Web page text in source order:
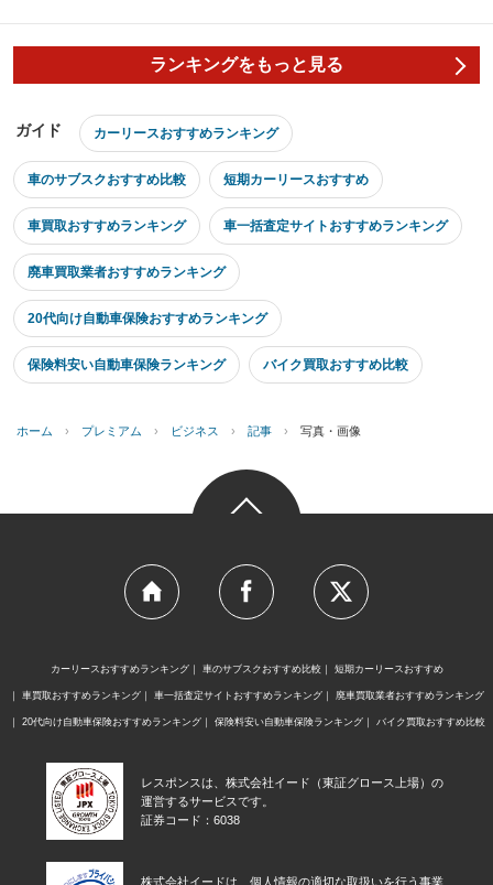
ランキングをもっと見る
ガイド カーリースおすすめランキング
車のサブスクおすすめ比較 短期カーリースおすすめ
車買取おすすめランキング 車一括査定サイトおすすめランキング
廃車買取業者おすすめランキング
20代向け自動車保険おすすめランキング
保険料安い自動車保険ランキング バイク買取おすすめ比較
ホーム › プレミアム › ビジネス › 記事 › 写真・画像
カーリースおすすめランキング 車のサブスクおすすめ比較 短期カーリースおすすめ
車買取おすすめランキング 車一括査定サイトおすすめランキング 廃車買取業者おすすめランキング
20代向け自動車保険おすすめランキング 保険料安い自動車保険ランキング バイク買取おすすめ比較
レスポンスは、株式会社イード（東証グロース上場）の
運営するサービスです。
証券コード：6038
株式会社イードは、個人情報の適切な取扱いを行う事業